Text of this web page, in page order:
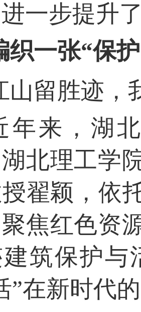
进一步提升
织一张“保
山留胜迹，
年来，湖
北理工学
翟颖，依
焦红色资
建筑保护与
”在新时代